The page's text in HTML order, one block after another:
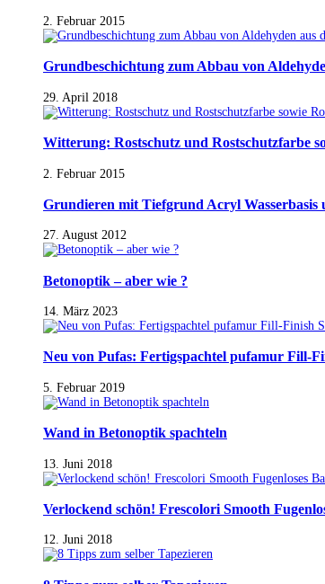
2. Februar 2015
Grundbeschichtung zum Abbau von
29. April 2018
Witterung: Rostschutz und Rostschutzfarbe
2. Februar 2015
Grundieren mit Tiefgrund Acryl
27. August 2012
Betonoptik – aber wie ?
14. März 2023
Neu von Pufas: Fertigspachtel pufamur Fill-
5. Februar 2019
Wand in Betonoptik spachteln
13. Juni 2018
Verlockend schön! Frescolori Smooth
12. Juni 2018